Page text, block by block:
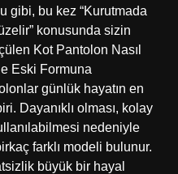
gibi, bu kez “Kurutmada
konusunda sizin
Kot Pantolon Nasıl
Eski Formuna
günlük hayatın en
Dayanıklı olması, kolay
nedeniyle
farklı modeli bulunur.
büyük bir hayal